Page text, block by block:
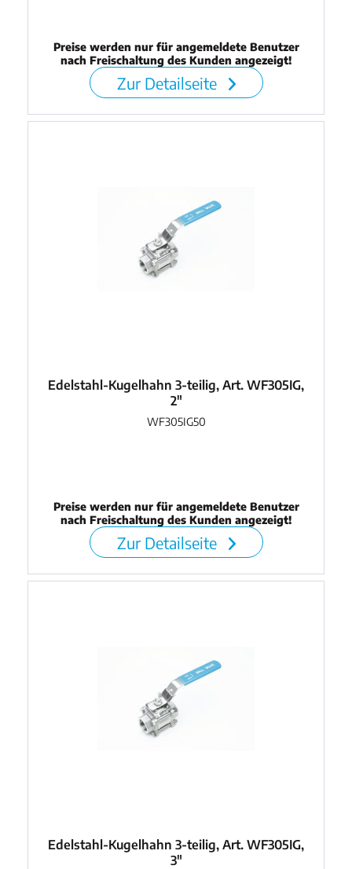
Preise werden nur für angemeldete Benutzer
nach Freischaltung des Kunden angezeigt!
Zur Detailseite
Edelstahl-Kugelhahn 3-teilig, Art. WF305IG,
2"
WF305IG50
Preise werden nur für angemeldete Benutzer
nach Freischaltung des Kunden angezeigt!
Zur Detailseite
Edelstahl-Kugelhahn 3-teilig, Art. WF305IG,
3"